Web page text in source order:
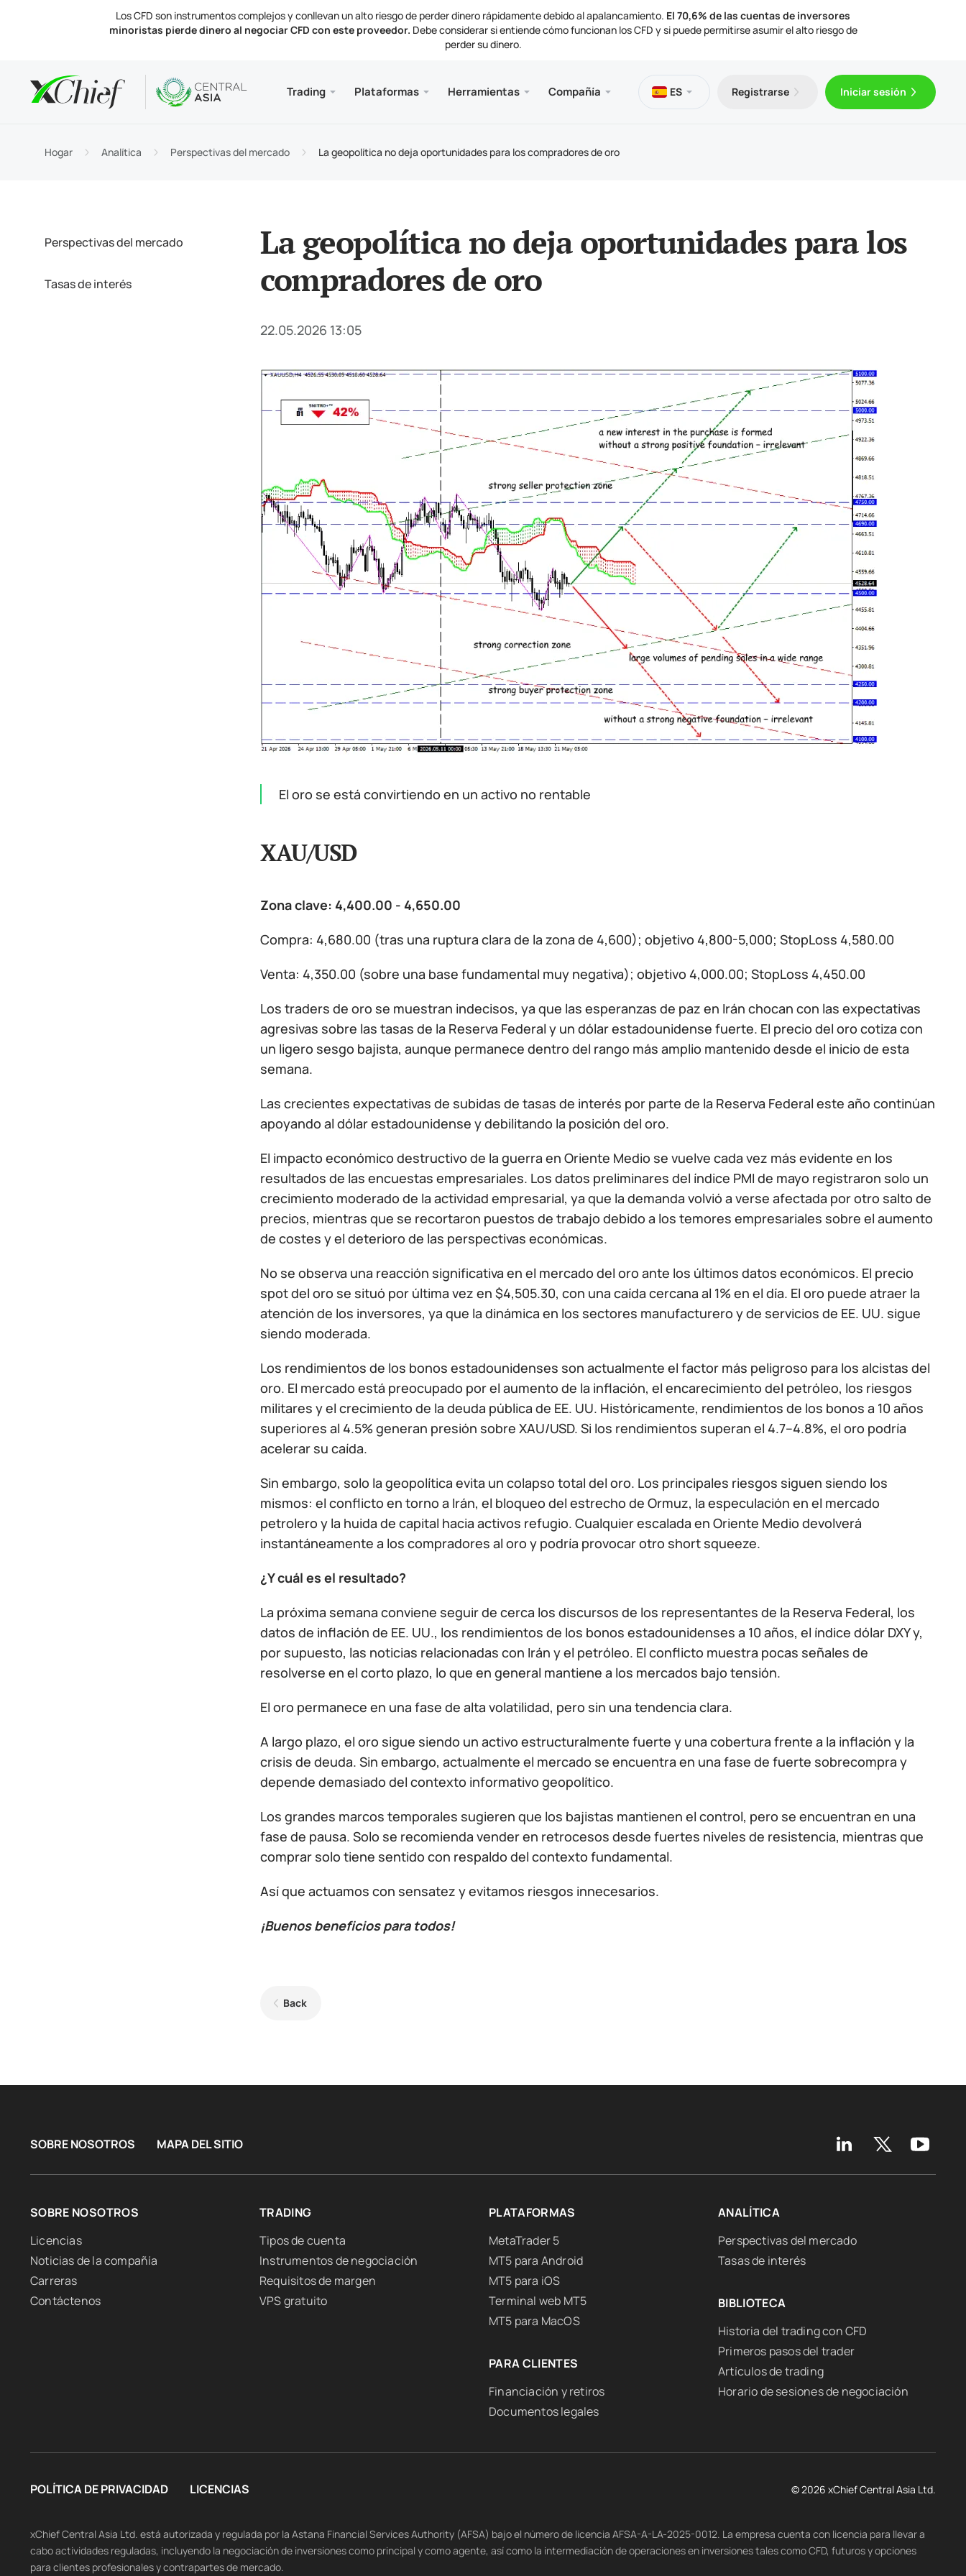
Los CFD son instrumentos complejos y conllevan un alto riesgo de perder dinero rápidamente debido al apalancamiento. El 70,6% de las cuentas de inversores
minoristas pierde dinero al negociar CFD con este proveedor. Debe considerar si entiende cómo funcionan los CFD y si puede permitirse asumir el alto riesgo de
perder su dinero.
Trading
Condiciones
Instrumentos de negociación
Servicios
VPS gratuito
Plataformas
Escritorio y web
Terminal web MetaTrader 5
MetaTrader 5 para Android
MetaTrader 5 para iOS
Herramientas
Analítica
Tasas de interés
Biblioteca
Artículos de trading
Compañía
Acerca de
Noticias de la compañía
Información legal
Documentos legales
ES Registrarse Iniciar sesión
Hogar Analítica Perspectivas del mercado La geopolítica no deja oportunidades para los compradores de oro
Perspectivas del mercado
Tasas de interés
La geopolítica no deja oportunidades para los
compradores de oro
22.05.2026 13:05
El oro se está convirtiendo en un activo no rentable
XAU/USD
Zona clave: 4,400.00 - 4,650.00
Compra: 4,680.00 (tras una ruptura clara de la zona de 4,600); objetivo 4,800-5,000; StopLoss 4,580.00
Venta: 4,350.00 (sobre una base fundamental muy negativa); objetivo 4,000.00; StopLoss 4,450.00
Los traders de oro se muestran indecisos, ya que las esperanzas de paz en Irán chocan con las expectativas
agresivas sobre las tasas de la Reserva Federal y un dólar estadounidense fuerte. El precio del oro cotiza con
un ligero sesgo bajista, aunque permanece dentro del rango más amplio mantenido desde el inicio de esta
semana.
Las crecientes expectativas de subidas de tasas de interés por parte de la Reserva Federal este año continúan
apoyando al dólar estadounidense y debilitando la posición del oro.
El impacto económico destructivo de la guerra en Oriente Medio se vuelve cada vez más evidente en los
resultados de las encuestas empresariales. Los datos preliminares del índice PMI de mayo registraron solo un
crecimiento moderado de la actividad empresarial, ya que la demanda volvió a verse afectada por otro salto de
precios, mientras que se recortaron puestos de trabajo debido a los temores empresariales sobre el aumento
de costes y el deterioro de las perspectivas económicas.
No se observa una reacción significativa en el mercado del oro ante los últimos datos económicos. El precio
spot del oro se situó por última vez en $4,505.30, con una caída cercana al 1% en el día. El oro puede atraer la
atención de los inversores, ya que la dinámica en los sectores manufacturero y de servicios de EE. UU. sigue
siendo moderada.
Los rendimientos de los bonos estadounidenses son actualmente el factor más peligroso para los alcistas del
oro. El mercado está preocupado por el aumento de la inflación, el encarecimiento del petróleo, los riesgos
militares y el crecimiento de la deuda pública de EE. UU. Históricamente, rendimientos de los bonos a 10 años
superiores al 4.5% generan presión sobre XAU/USD. Si los rendimientos superan el 4.7–4.8%, el oro podría
acelerar su caída.
Sin embargo, solo la geopolítica evita un colapso total del oro. Los principales riesgos siguen siendo los
mismos: el conflicto en torno a Irán, el bloqueo del estrecho de Ormuz, la especulación en el mercado
petrolero y la huida de capital hacia activos refugio. Cualquier escalada en Oriente Medio devolverá
instantáneamente a los compradores al oro y podría provocar otro short squeeze.
¿Y cuál es el resultado?
La próxima semana conviene seguir de cerca los discursos de los representantes de la Reserva Federal, los
datos de inflación de EE. UU., los rendimientos de los bonos estadounidenses a 10 años, el índice dólar DXY y,
por supuesto, las noticias relacionadas con Irán y el petróleo. El conflicto muestra pocas señales de
resolverse en el corto plazo, lo que en general mantiene a los mercados bajo tensión.
El oro permanece en una fase de alta volatilidad, pero sin una tendencia clara.
A largo plazo, el oro sigue siendo un activo estructuralmente fuerte y una cobertura frente a la inflación y la
crisis de deuda. Sin embargo, actualmente el mercado se encuentra en una fase de fuerte sobrecompra y
depende demasiado del contexto informativo geopolítico.
Los grandes marcos temporales sugieren que los bajistas mantienen el control, pero se encuentran en una
fase de pausa. Solo se recomienda vender en retrocesos desde fuertes niveles de resistencia, mientras que
comprar solo tiene sentido con respaldo del contexto fundamental.
Así que actuamos con sensatez y evitamos riesgos innecesarios.
¡Buenos beneficios para todos!
Back
SOBRE NOSOTROS MAPA DEL SITIO
SOBRE NOSOTROS
Licencias
Noticias de la compañía
Carreras
Contáctenos
TRADING
Tipos de cuenta
Instrumentos de negociación
Requisitos de margen
VPS gratuito
PLATAFORMAS
MetaTrader 5
MT5 para Android
MT5 para iOS
Terminal web MT5
MT5 para MacOS
PARA CLIENTES
Financiación y retiros
Documentos legales
ANALÍTICA
Perspectivas del mercado
Tasas de interés
BIBLIOTECA
Historia del trading con CFD
Primeros pasos del trader
Artículos de trading
Horario de sesiones de negociación
POLÍTICA DE PRIVACIDAD LICENCIAS © 2026 xChief Central Asia Ltd.
xChief Central Asia Ltd. está autorizada y regulada por la Astana Financial Services Authority (AFSA) bajo el número de licencia AFSA-A-LA-2025-0012. La empresa cuenta con licencia para llevar a
cabo actividades reguladas, incluyendo la negociación de inversiones como principal y como agente, así como la intermediación de operaciones en inversiones tales como CFD, futuros y opciones
para clientes profesionales y contrapartes de mercado.